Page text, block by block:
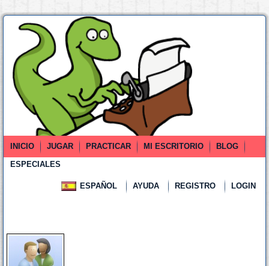
INICIO JUGAR PRACTICAR MI ESCRITORIO
BLOG
ESPECIALES
ESPAÑOL AYUDA REGISTRO LOGIN